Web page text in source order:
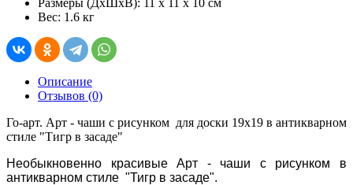
Вес: 1.6 кг
Описание
Отзывов (0)
Го-арт. Арт - чаши c рисунком для доски 19х19 в антикварном
стиле "Тигр в засаде"
Необыкновенно красивые Арт - чаши c рисунком в
антикварном стиле "Тигр в засаде".